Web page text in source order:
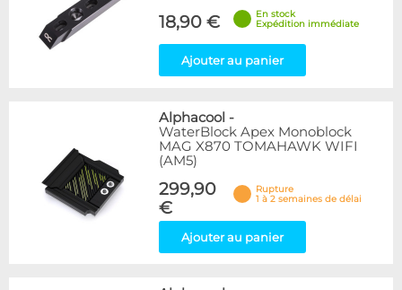
18,90 €
En stock
Expédition immédiate
Ajouter au panier
Alphacool -
WaterBlock Apex Monoblock
MAG X870 TOMAHAWK WIFI
(AM5)
299,90
€
Rupture
1 à 2 semaines de délai
Ajouter au panier